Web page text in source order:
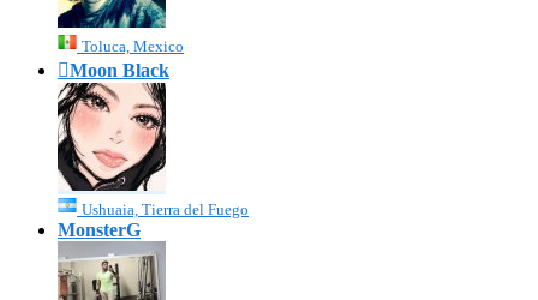
Toluca, Mexico
Moon Black
Ushuaia, Tierra del Fuego
MonsterG